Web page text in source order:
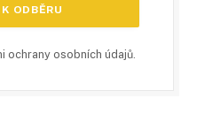
ochrany osobních údajů